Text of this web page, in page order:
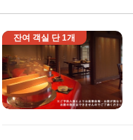
잔여 객실 단1개